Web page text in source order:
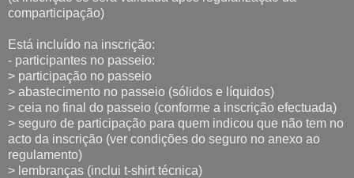
comparticipação)
Está incluído na inscrição:
- participantes no passeio:
> participação no passeio
> abastecimento no passeio (sólidos e líquidos)
> ceia no final do passeio (conforme a inscrição efectuada)
> seguro de participação para quem indicou que não tem no
acto da inscrição (ver condições do seguro no anexo ao
regulamento)
> lembranças (inclui t-shirt técnica)